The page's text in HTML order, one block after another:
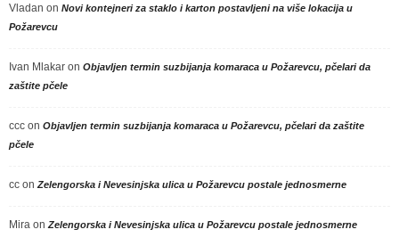
Vladan on Novi kontejneri za staklo i karton postavljeni na više lokacija u
Požarevcu
Ivan Mlakar on Objavljen termin suzbijanja komaraca u Požarevcu, pčelari da
zaštite pčele
ccc on Objavljen termin suzbijanja komaraca u Požarevcu, pčelari da zaštite
pčele
cc onZelengorska i Nevesinjska ulica u Požarevcu postale jednosmerne
Mira onZelengorska i Nevesinjska ulica u Požarevcu postale jednosmerne